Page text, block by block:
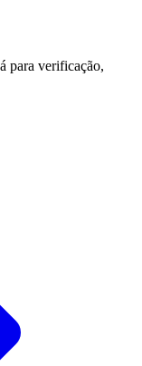
para verificação,